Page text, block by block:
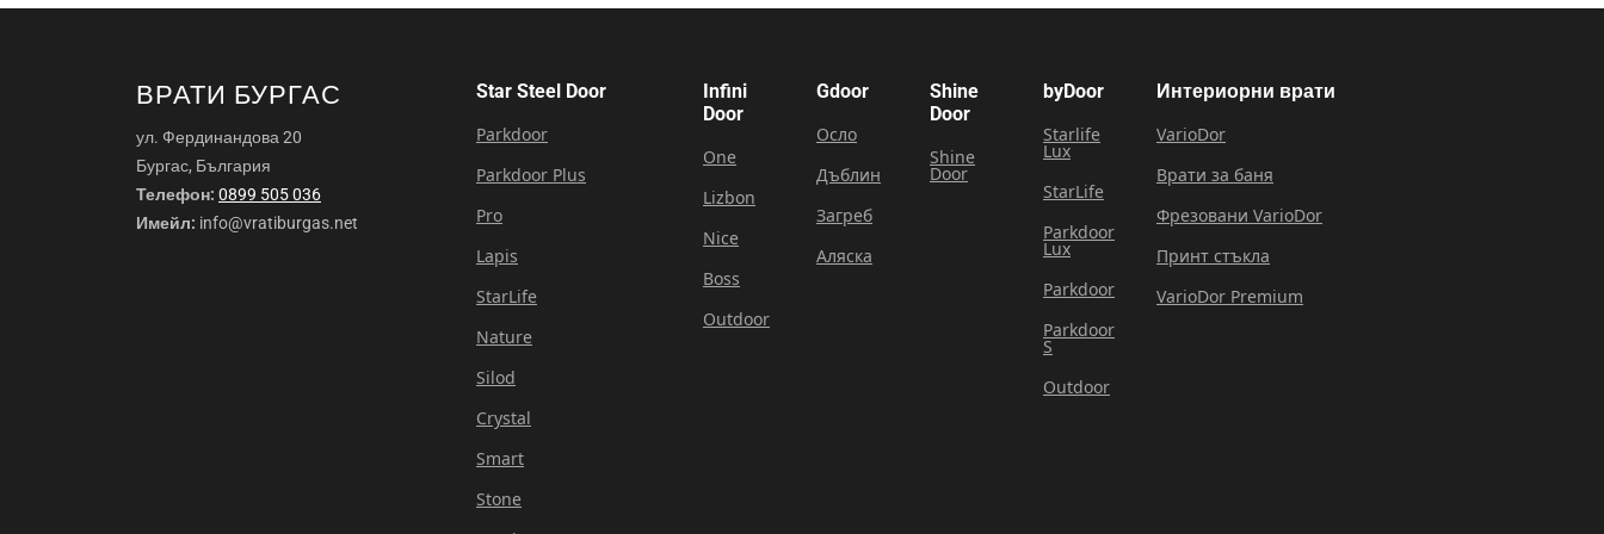
ВРАТИ БУРГАС
ул. Фердинандова 20
Бургас, България
Телефон: 0899 505 036
Имейл: info@vratiburgas.net
Star Steel Door
Parkdoor
Parkdoor Plus
Pro
Lapis
StarLife
Nature
Silod
Crystal
Smart
Stone
Infini
Door
One
Lizbon
Nice
Boss
Outdoor
Gdoor
Осло
Дъблин
Загреб
Аляска
Shine
Door
Shine
Door
byDoor
Starlife
Lux
StarLife
Parkdoor
Lux
Parkdoor
Parkdoor
S
Outdoor
Интериорни врати
VarioDor
Врати за баня
Фрезовани VarioDor
Принт стъкла
VarioDor Premium